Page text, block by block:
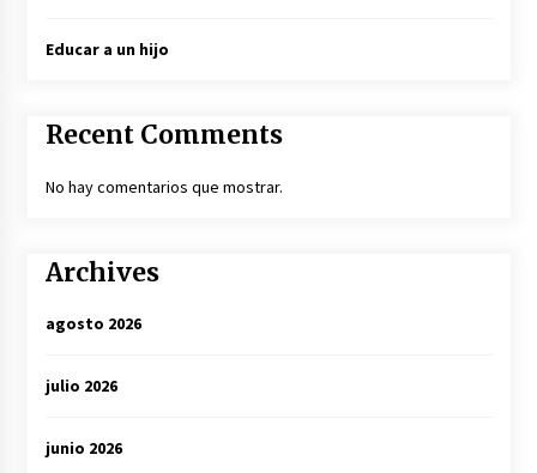
Educar a un hijo
Recent Comments
No hay comentarios que mostrar.
Archives
agosto 2026
julio 2026
junio 2026